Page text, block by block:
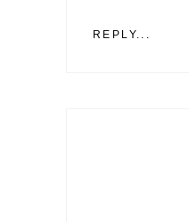
REPLY...